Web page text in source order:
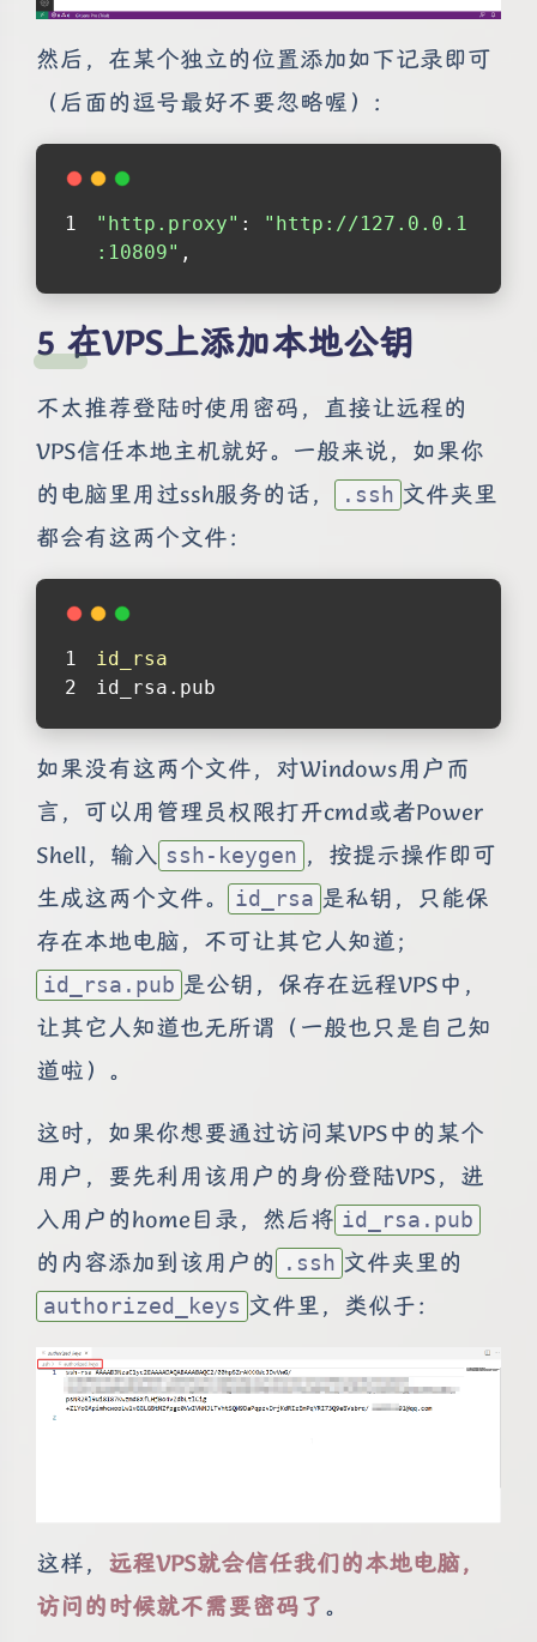
然后，在某个独立的位置添加如下记录即可
（后面的逗号最好不要忽略喔）：
"http.proxy" :
"http://127.0.0.1
:10809" ,
在VPS上添加本地公钥
不太推荐登陆时使用密码，直接让远程的
VPS信任本地主机就好。一般来说，如果你
的电脑里用过ssh服务的话，
.ssh 文件夹里
都会有这两个文件：
id_rsa
id_rsa.pub
如果没有这两个文件，对Windows用户而
言，可以用管理员权限打开cmd或者Power
Shell，输入 ssh-keygen ，按提示操作即可
生成这两个文件。
id_rsa 是私钥，只能保
存在本地电脑，不可让其它人知道；
id_rsa.pub 是公钥，保存在远程VPS中，
让其它人知道也无所谓（一般也只是自己知
道啦）。
这时，如果你想要通过访问某VPS中的某个
用户，要先利用该用户的身份登陆VPS，进
入用户的home目录，然后将 id_rsa.pub
的内容添加到该用户的 .ssh 文件夹里的
authorized_keys 文件里，类似于：
这样， 远程VPS就会信任我们的本地电脑，
访问的时候就不需要密码了 。